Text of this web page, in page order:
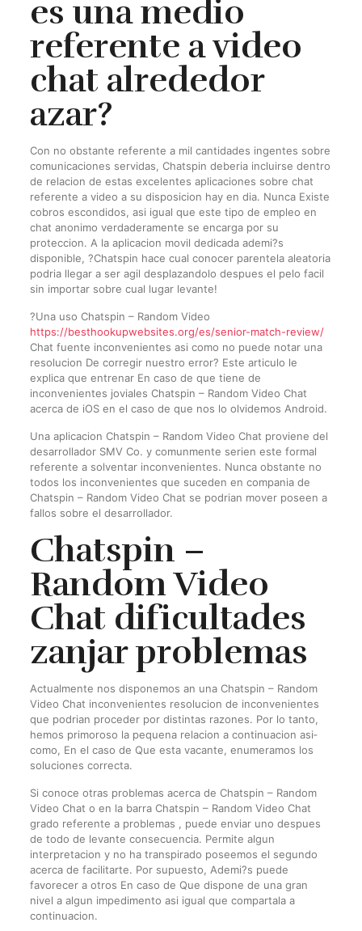
es una medio
referente a video
chat alrededor
azar?
Con no obstante referente a mil cantidades ingentes sobre
comunicaciones servidas, Chatspin deberia incluirse dentro
de relacion de estas excelentes aplicaciones sobre chat
referente a video a su disposicion hay en dia. Nunca Existe
cobros escondidos, asi­ igual que este tipo de empleo en
chat anonimo verdaderamente se encarga por su
proteccion. A la aplicacion movil dedicada ademi?s
disponible, ?Chatspin hace cual conocer parentela aleatoria
podri­a llegar a ser agil desplazandolo despues el pelo facil
sin importar sobre cual lugar levante!
?Una uso Chatspin – Random Video
https://besthookupwebsites.org/es/senior-match-review/
Chat fuente inconvenientes asi­ como no puede notar una
resolucion De corregir nuestro error? Este articulo le
explica que entrenar En caso de que tiene de
inconvenientes joviales Chatspin – Random Video Chat
acerca de iOS en el caso de que nos lo olvidemos Android.
Una aplicacion Chatspin – Random Video Chat proviene del
desarrollador SMV Co. y comunmente seri­en este formal
referente a solventar inconvenientes. Nunca obstante no
todos los inconvenientes que suceden en compania de
Chatspin – Random Video Chat se podri­an mover poseen a
fallos sobre el desarrollador.
Chatspin –
Random Video
Chat dificultades
zanjar problemas
Actualmente nos disponemos an una Chatspin – Random
Video Chat inconvenientes resolucion de inconvenientes
que podri­an proceder por distintas razones. Por lo tanto,
hemos primoroso la pequena relacion a continuacion asi­
como, En el caso de Que esta vacante, enumeramos los
soluciones correcta.
Si conoce otras problemas acerca de Chatspin – Random
Video Chat o en la barra Chatspin – Random Video Chat
grado referente a problemas , puede enviar uno despues
de todo de levante consecuencia. Permite algun
interpretacion y no ha transpirado poseemos el segundo
acerca de facilitarte. Por supuesto, Ademi?s puede
favorecer a otros En caso de Que dispone de una gran
nivel a algun impedimento asi­ igual que compartala a
continuacion.